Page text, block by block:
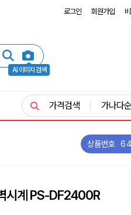
로그인 회원가입
AI 이미지 검색
가격검색 가나다순
상품번호
시계 PS-DF2400R